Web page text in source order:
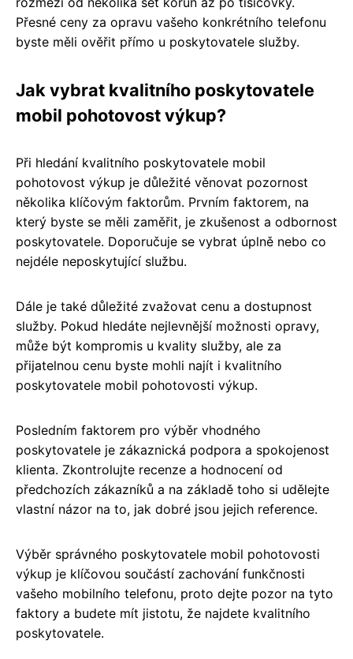
Přesné ceny za opravu vašeho konkrétního telefonu
byste měli ověřit přímo u poskytovatele služby.
Jak vybrat kvalitního poskytovatele
mobil pohotovost výkup?
Při hledání kvalitního poskytovatele mobil
pohotovost výkup je důležité věnovat pozornost
několika klíčovým faktorům. Prvním faktorem, na
který byste se měli zaměřit, je zkušenost a odbornost
poskytovatele. Doporučuje se vybrat úplně nebo co
nejdéle neposkytující službu.
Dále je také důležité zvažovat cenu a dostupnost
služby. Pokud hledáte nejlevnější možnosti opravy,
může být kompromis u kvality služby, ale za
přijatelnou cenu byste mohli najít i kvalitního
poskytovatele mobil pohotovosti výkup.
Posledním faktorem pro výběr vhodného
poskytovatele je zákaznická podpora a spokojenost
klienta. Zkontrolujte recenze a hodnocení od
předchozích zákazníků a na základě toho si udělejte
vlastní názor na to, jak dobré jsou jejich reference.
Výběr správného poskytovatele mobil pohotovosti
výkup je klíčovou součástí zachování funkčnosti
vašeho mobilního telefonu, proto dejte pozor na tyto
faktory a budete mít jistotu, že najdete kvalitního
poskytovatele.